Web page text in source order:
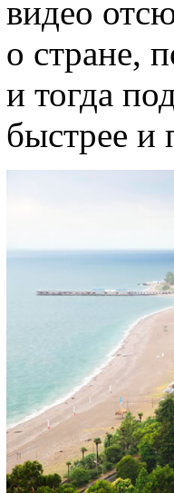
видео
о стране,
и тогда
быстрее и